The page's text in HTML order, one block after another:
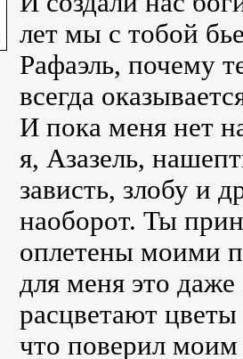
лет мы с тобой
Рафаэль, почему
всегда
И пока меня нет
я, Азазель,
зависть, злобу и
наоборот. Ты
оплетены моими
для меня это
расцветают
что поверил